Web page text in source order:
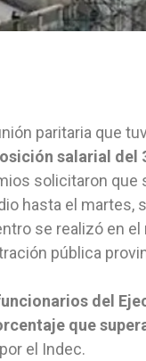
paritaria que
salarial del
solicitaron que
hasta el martes,
se realizó en
pública
del
que
el Indec.